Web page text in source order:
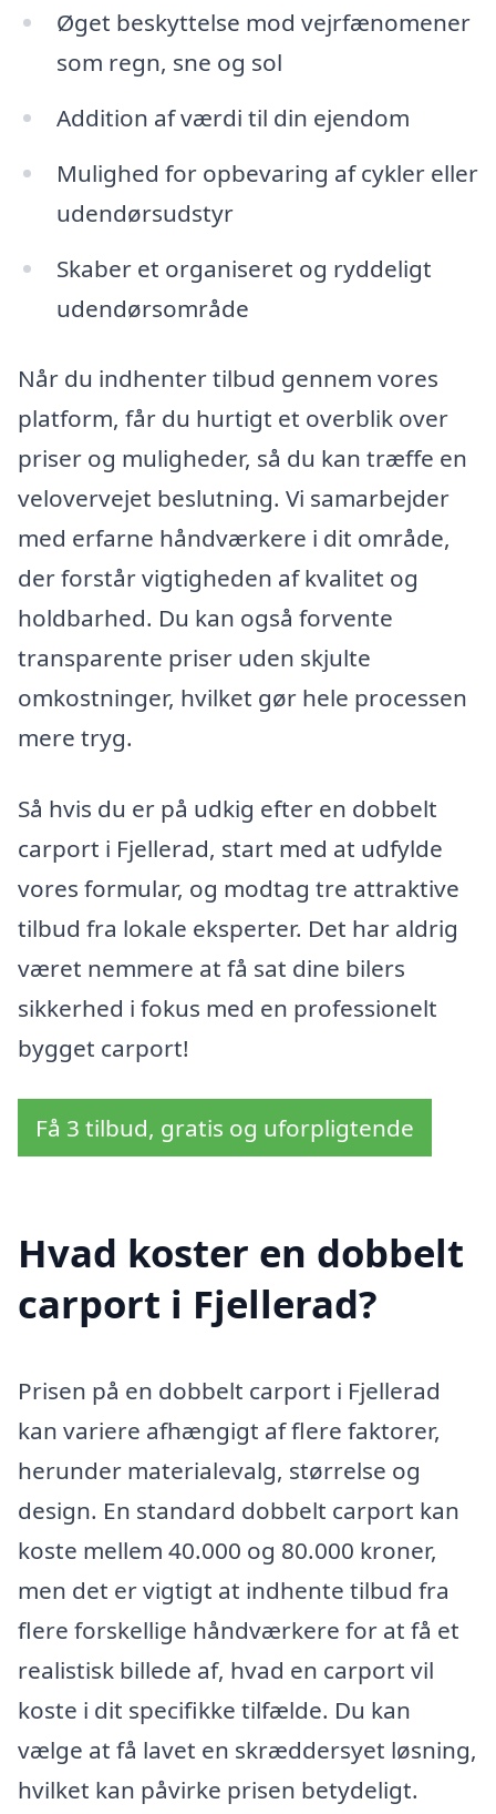
Øget beskyttelse mod vejrfænomener
som regn, sne og sol
Addition af værdi til din ejendom
Mulighed for opbevaring af cykler eller
udendørsudstyr
Skaber et organiseret og ryddeligt
udendørsområde
Når du indhenter tilbud gennem vores
platform, får du hurtigt et overblik over
priser og muligheder, så du kan træffe en
velovervejet beslutning. Vi samarbejder
med erfarne håndværkere i dit område,
der forstår vigtigheden af kvalitet og
holdbarhed. Du kan også forvente
transparente priser uden skjulte
omkostninger, hvilket gør hele processen
mere tryg.
Så hvis du er på udkig efter en dobbelt
carport i Fjellerad, start med at udfylde
vores formular, og modtag tre attraktive
tilbud fra lokale eksperter. Det har aldrig
været nemmere at få sat dine bilers
sikkerhed i fokus med en professionelt
bygget carport!
Få 3 tilbud, gratis og uforpligtende
Hvad koster en dobbelt
carport i Fjellerad?
Prisen på en dobbelt carport i Fjellerad
kan variere afhængigt af flere faktorer,
herunder materialevalg, størrelse og
design. En standard dobbelt carport kan
koste mellem 40.000 og 80.000 kroner,
men det er vigtigt at indhente tilbud fra
flere forskellige håndværkere for at få et
realistisk billede af, hvad en carport vil
koste i dit specifikke tilfælde. Du kan
vælge at få lavet en skræddersyet løsning,
hvilket kan påvirke prisen betydeligt.